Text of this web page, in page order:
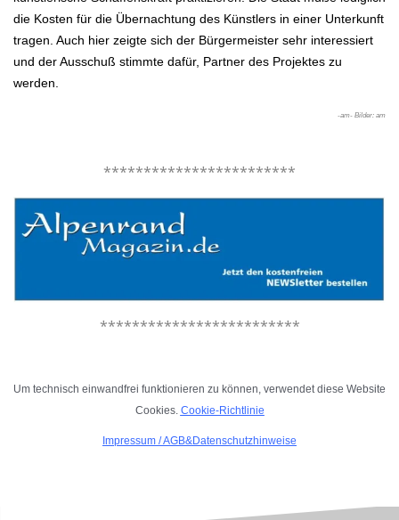
die Kosten für die Übernachtung des Künstlers in einer Unterkunft
tragen. Auch hier zeigte sich der Bürgermeister sehr interessiert
und der Ausschuß stimmte dafür, Partner des Projektes zu
werden.
-am- Bilder: am
************************
*************************
Um technisch einwandfrei funktionieren zu können, verwendet diese Website
Cookies. Cookie-Richtlinie
Impressum /AGB&Datenschutzhinweise